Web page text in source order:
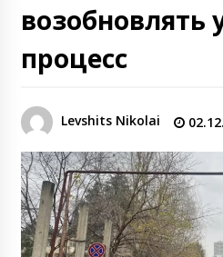
возобновлять
процесс
Levshits Nikolai